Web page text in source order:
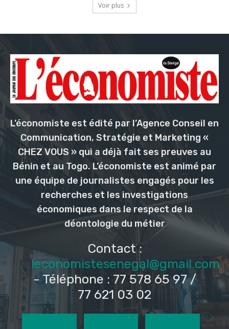
Voir plus
L’économiste est édité par l’Agence Conseil en
Communication, Stratégie et Marketing «
CHEZ VOUS » qui a déjà fait ses preuves au
Bénin et au Togo. L’économiste est animé par
une équipe de journalistes engagés pour les
recherches et les investigations
économiques dans le respect de la
déontologie du métier
Contact :
leconomistesenegal@gmail.com
- Téléphone : 77 578 65 97 /
77 621 03 02